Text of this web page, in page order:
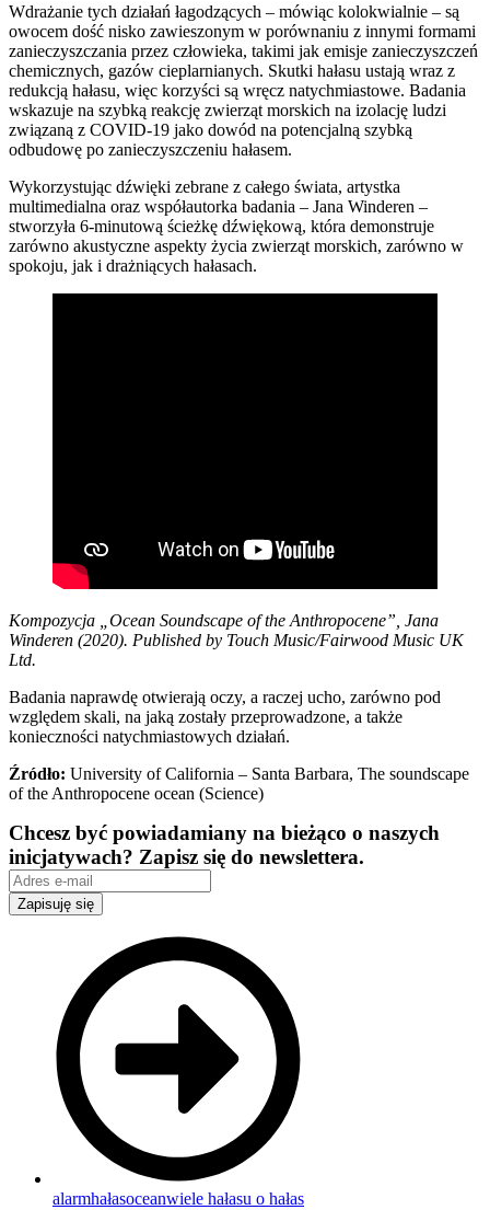
Wdrażanie tych działań łagodzących – mówiąc kolokwialnie – są
owocem dość nisko zawieszonym w porównaniu z innymi formami
zanieczyszczania przez człowieka, takimi jak emisje zanieczyszczeń
chemicznych, gazów cieplarnianych. Skutki hałasu ustają wraz z
redukcją hałasu, więc korzyści są wręcz natychmiastowe. Badania
wskazuje na szybką reakcję zwierząt morskich na izolację ludzi
związaną z COVID-19 jako dowód na potencjalną szybką
odbudowę po zanieczyszczeniu hałasem.
Wykorzystując dźwięki zebrane z całego świata, artystka
multimedialna oraz współautorka badania – Jana Winderen –
stworzyła 6-minutową ścieżkę dźwiękową, która demonstruje
zarówno akustyczne aspekty życia zwierząt morskich, zarówno w
spokoju, jak i drażniących hałasach.
Kompozycja „Ocean Soundscape of the Anthropocene”, Jana
Winderen (2020). Published by Touch Music/Fairwood Music UK
Ltd.
Badania naprawdę otwierają oczy, a raczej ucho, zarówno pod
względem skali, na jaką zostały przeprowadzone, a także
konieczności natychmiastowych działań.
Źródło: University of California – Santa Barbara, The soundscape
of the Anthropocene ocean (Science)
Chcesz być powiadamiany na bieżąco o naszych
inicjatywach? Zapisz się do newslettera.
Zapisuję się
alarmhałasoceanwiele hałasu o hałas